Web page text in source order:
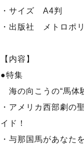
・サイズ A4判
・出版社 メトロポ
【内容】
●特集
海の向こうの“馬体
・アメリカ西部劇の
イド！
・与那国馬があなた